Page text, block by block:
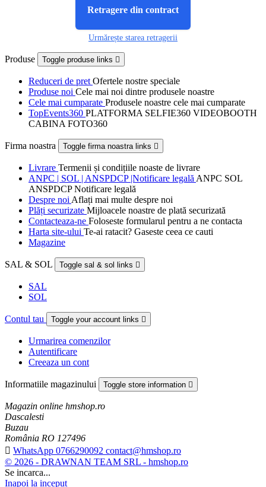
Retragere din contract
Urmărește starea retragerii
Produse Toggle produse links 
Reduceri de pret Ofertele nostre speciale
Produse noi Cele mai noi dintre produsele noastre
Cele mai cumparate Produsele noastre cele mai cumparate
TopEvents360 PLATFORMA SELFIE360 VIDEOBOOTH
CABINA FOTO360
Firma noastra Toggle firma noastra links 
Livrare Termenii și condițiile noaste de livrare
ANPC | SOL | ANSPDCP |Notificare legală ANPC SOL
ANSPDCP Notificare legală
Despre noi Aflați mai multe despre noi
Plăți securizate Mijloacele noastre de plată securizată
Contacteaza-ne Foloseste formularul pentru a ne contacta
Harta site-ului Te-ai ratacit? Gaseste ceea ce cauti
Magazine
SAL & SOL Toggle sal & sol links 
SAL
SOL
Contul tau Toggle your account links 
Urmarirea comenzilor
Autentificare
Creeaza un cont
Informatiile magazinului Toggle store information 
Magazin online hmshop.ro
Dascalesti
Buzau
România RO 127496
 WhatsApp 0766290092 contact@hmshop.ro
© 2026 - DRAWNAN TEAM SRL - hmshop.ro
Se incarca...
Inapoi la inceput